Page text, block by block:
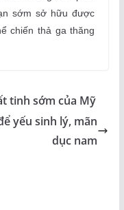
sớm sở hữu được
chiến thả ga thăng
tinh sớm của Mỹ
yếu sinh lý, mãn
dục nam